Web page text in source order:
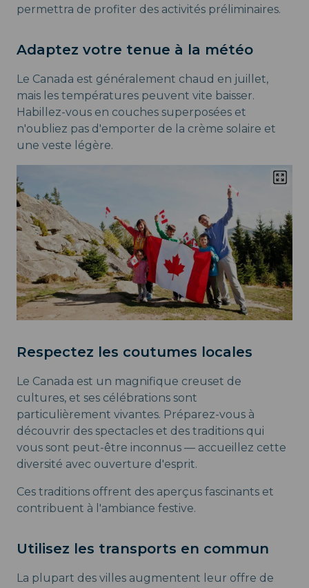
permettra de profiter des activités préliminaires.
Adaptez votre tenue à la météo
Le Canada est généralement chaud en juillet,
mais les températures peuvent vite baisser.
Habillez-vous en couches superposées et
n'oubliez pas d'emporter de la crème solaire et
une veste légère.
Respectez les coutumes locales
Le Canada est un magnifique creuset de
cultures, et ses célébrations sont
particulièrement vivantes. Préparez-vous à
découvrir des spectacles et des traditions qui
vous sont peut-être inconnus — accueillez cette
diversité avec ouverture d'esprit.
Ces traditions offrent des aperçus fascinants et
contribuent à l'ambiance festive.
Utilisez les transports en commun
La plupart des villes augmentent leur offre de